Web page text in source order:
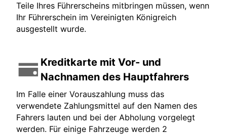
Teile Ihres Führerscheins mitbringen müssen, wenn
Ihr Führerschein im Vereinigten Königreich
ausgestellt wurde.
Kreditkarte mit Vor- und
Nachnamen des Hauptfahrers
Im Falle einer Vorauszahlung muss das
verwendete Zahlungsmittel auf den Namen des
Fahrers lauten und bei der Abholung vorgelegt
werden. Für einige Fahrzeuge werden 2